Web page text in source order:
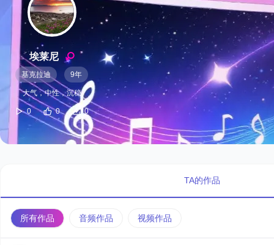
埃莱尼
基克拉迪 9年
大气，中性，沉稳
0 0 0
TA的作品
所有作品 音频作品 视频作品